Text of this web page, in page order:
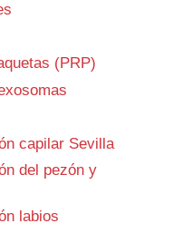
(PRP)
capilar Sevilla
del pezón y
labios